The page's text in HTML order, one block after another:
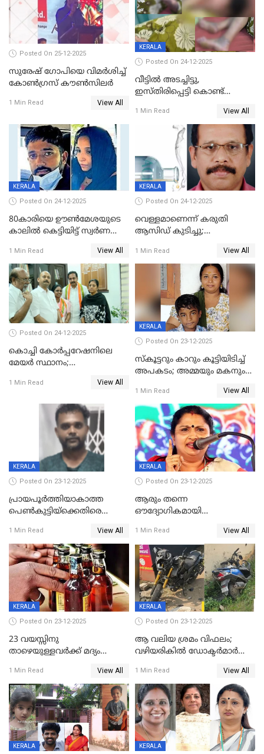
Posted On 25-12-2025
സുരേഷ് ഗോപിയെ വിമര്‍ശിച്ച്
കോണ്‍ഗ്രസ് കൗണ്‍സിലര്‍
1 Min Read View All
KERALA
Posted On 24-12-2025
വീട്ടിൽ അടച്ചിട്ടു,
ഇസ്തിരിപ്പെട്ടി കൊണ്ട്
ഗർഭിണിയായ യുവതിക്ക് ക്രൂര
1 Min Read View All
KERALA
Posted On 24-12-2025
80കാരിയെ ഊൺമേശയുടെ
കാലിൽ കെട്ടിയിട്ട് സ്വർണവും
കൊച്ചുമകനും സുഹൃത്തും
അറസ്റ്റിൽ
1 Min Read View All
KERALA
Posted On 24-12-2025
വെള്ളമാണെന്ന് കരുതി
ആസിഡ് കുടിച്ചു;
മരിച്ചു
1 Min Read View All
Posted On 24-12-2025
കൊച്ചി കോര്‍പ്പറേഷനിലെ
മേയര്‍ സ്ഥാനം;
രൂക്ഷം
1 Min Read View All
KERALA
Posted On 23-12-2025
സ്കൂട്ടറും കാറും കൂട്ടിയിടിച്ച്
അപകടം; അമ്മയും മകനും
ഗുരുതരാവസ്ഥയിൽ
1 Min Read View All
KERALA
Posted On 23-12-2025
പ്രായപൂർത്തിയാകാത്ത
പെൺകുട്ടിയ്ക്കെതിരെ
59 വർഷം തടവും 90,൦൦൦ രൂപ
പിഴയും ശിക്ഷ
1 Min Read View All
KERALA
Posted On 23-12-2025
ആരും തന്നെ
ഔദ്യോഗികമായി
കണ്ടെത്താൻ ഇന്ന് കോർ
കമ്മിറ്റി കൂടിയില്ല';
അതൃപ്തിയുമായി ദീപ്തി മേരി
വർഗീസ്
1 Min Read View All
KERALA
Posted On 23-12-2025
23 വയസ്സിനു
താഴെയുള്ളവർക്ക് മദ്യം
നടപടി;സ്ഥാപനങ്ങൾക്കെതിരെ
രണ്ട് കേസുകൾ
1 Min Read View All
KERALA
Posted On 23-12-2025
ആ വലിയ ശ്രമം വിഫലം;
വഴിയരികില്‍ ‌ഡോക്ടര്‍മാര്‍
മരണത്തിന് കീഴടങ്ങി
1 Min Read View All
KERALA KERALA